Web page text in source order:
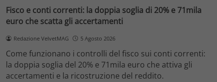
Fisco e conti correnti: la doppia soglia di 20% e 71mila
euro che scatta gli accertamenti
Redazione VelvetMAG 5 Agosto 2026
Come funzionano i controlli del fisco sui conti correnti:
la doppia soglia del 20% e 71mila euro che attiva gli
accertamenti e la ricostruzione del reddito.